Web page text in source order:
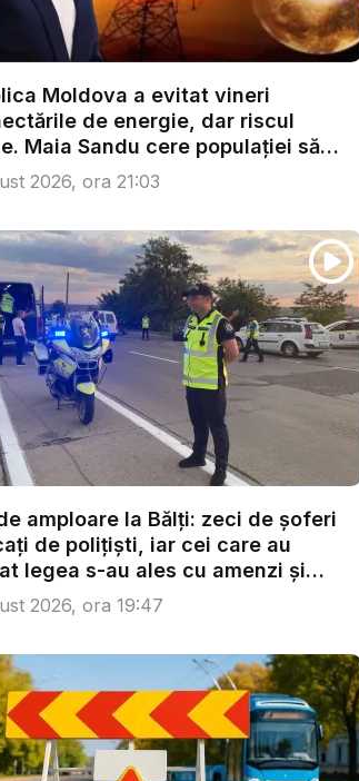
Moldova a evitat vineri
de energie, dar riscul
Maia Sandu cere populației să
2026, ora 21:03
amploare la Bălți: zeci de șoferi
de polițiști, iar cei care au
legea s-au ales cu amenzi și
2026, ora 19:47